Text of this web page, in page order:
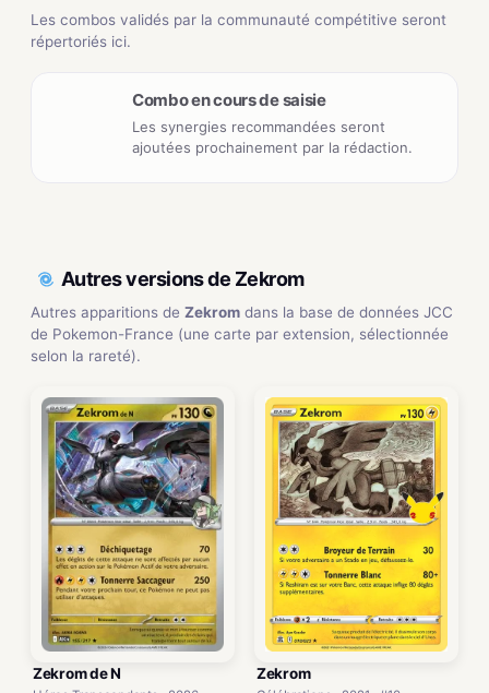
Les combos validés par la communauté compétitive seront
répertoriés ici.
Combo en cours de saisie
Les synergies recommandées seront
ajoutées prochainement par la rédaction.
Autres versions de Zekrom
Autres apparitions de Zekrom dans la base de données JCC
de Pokemon-France (une carte par extension, sélectionnée
selon la rareté).
Zekrom de N Zekrom